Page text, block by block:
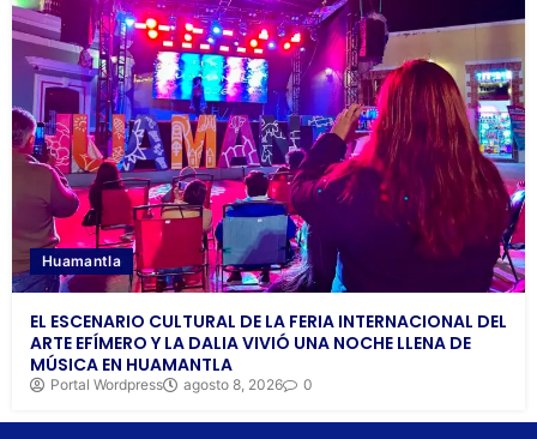
Huamantla
EL ESCENARIO CULTURAL DE LA FERIA INTERNACIONAL DEL
ARTE EFÍMERO Y LA DALIA VIVIÓ UNA NOCHE LLENA DE
MÚSICA EN HUAMANTLA
Portal Wordpress agosto 8, 2026 0